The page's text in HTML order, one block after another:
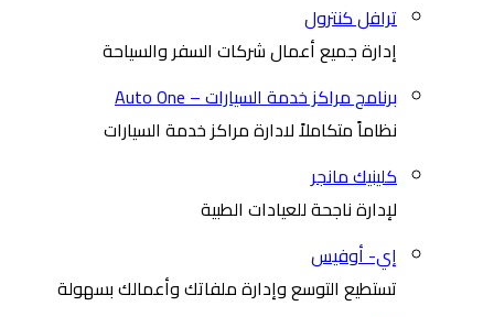
ترافل كنترول
إدارة جميع أعمال شركات السفر والسياحة
برنامج مراكز خدمة السيارات – Auto One
نظاماً متكاملاً لادارة مراكز خدمة السيارات
كلينيك مانجر
لإدارة ناجحة للعيادات الطبية
إي- أوفيس
تستطيع التوسع وإدارة ملفاتك وأعمالك بسهولة